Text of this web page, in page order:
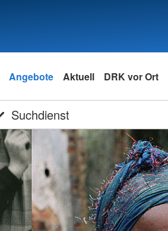
Angebote Aktuell DRK vor Ort
Suchdienst